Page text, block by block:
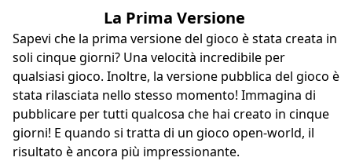
La Prima Versione
Sapevi che la prima versione del gioco è stata creata in
soli cinque giorni? Una velocità incredibile per
qualsiasi gioco. Inoltre, la versione pubblica del gioco è
stata rilasciata nello stesso momento! Immagina di
pubblicare per tutti qualcosa che hai creato in cinque
giorni! E quando si tratta di un gioco open-world, il
risultato è ancora più impressionante.